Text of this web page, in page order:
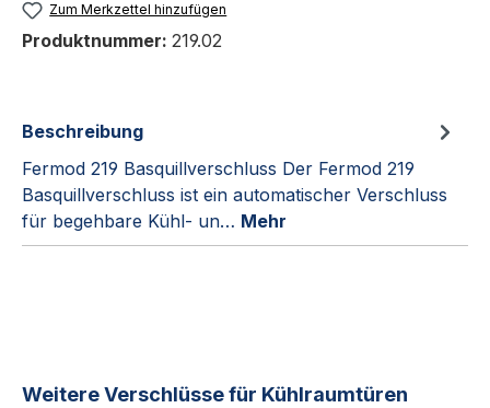
Zum Merkzettel hinzufügen
Produktnummer: 219.02
Beschreibung
Fermod 219 Basquillverschluss Der Fermod 219
Basquillverschluss ist ein automatischer Verschluss
für begehbare Kühl- un… Mehr
Produktgalerie überspringen
Weitere Verschlüsse für Kühlraumtüren